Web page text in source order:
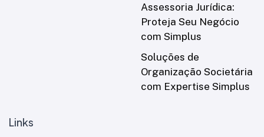
Assessoria Jurídica:
Proteja Seu Negócio
com Simplus
Soluções de
Organização Societária
com Expertise Simplus
Links